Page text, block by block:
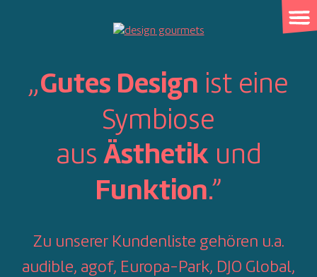
„Gutes Design ist eine
Symbiose
ausÄsthetikund
Funktion.”
Zu unserer Kundenliste gehören u.a.
audible, agof, Europa-Park, DJO Global,